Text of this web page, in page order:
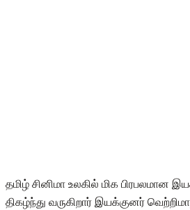
தமிழ் சினிமா உலகில் மிக பிரபலமான
திகழ்ந்து வருகிறார் இயக்குனர்